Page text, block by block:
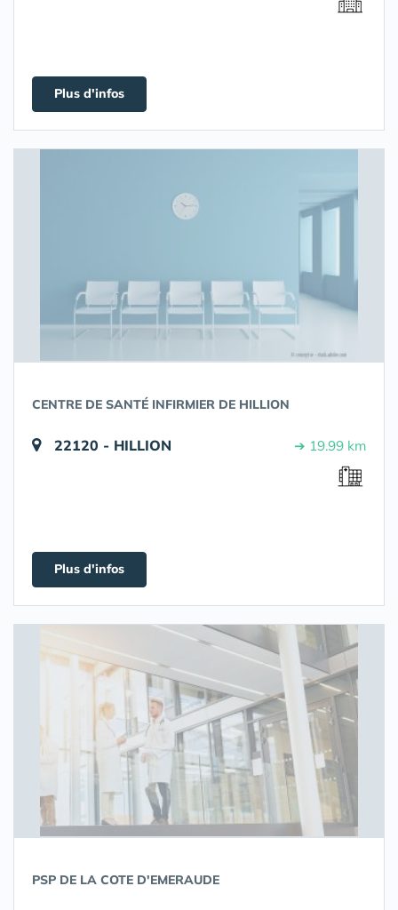
Plus d'infos
CENTRE DE SANTÉ INFIRMIER DE HILLION
22120 - HILLION ➔ 19.99 km
Plus d'infos
PSP DE LA COTE D'EMERAUDE